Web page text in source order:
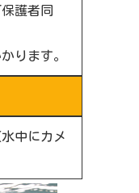
護者同
ります。
中にカメ